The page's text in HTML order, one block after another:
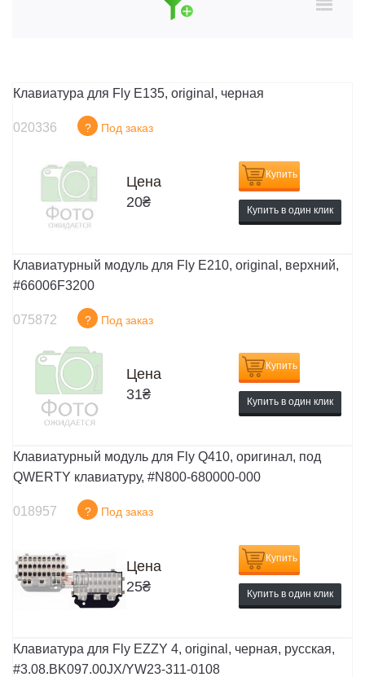
Клавиатура для Fly E135, original, черная
020336 ? Под заказ
Цена
20₴
Купить
Купить в один клик
Клавиатурный модуль для Fly E210, original, верхний,
#66006F3200
075872 ? Под заказ
Цена
31₴
Купить
Купить в один клик
Клавиатурный модуль для Fly Q410, оригинал, под
QWERTY клавиатуру, #N800-680000-000
018957 ? Под заказ
Цена
25₴
Купить
Купить в один клик
Клавиатура для Fly EZZY 4, original, черная, русская,
#3.08.BK097.00JX/YW23-311-0108